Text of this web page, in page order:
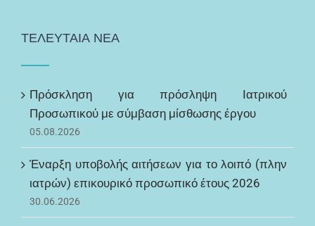
ΤΕΛΕΥΤΑΙΑ ΝΕΑ
Πρόσκληση για πρόσληψη Ιατρικού
Προσωπικού με σύμβαση μίσθωσης έργου
05.08.2026
Έναρξη υποβολής αιτήσεων για το λοιπό (πλην
ιατρών) επικουρικό προσωπικό έτους 2026
30.06.2026